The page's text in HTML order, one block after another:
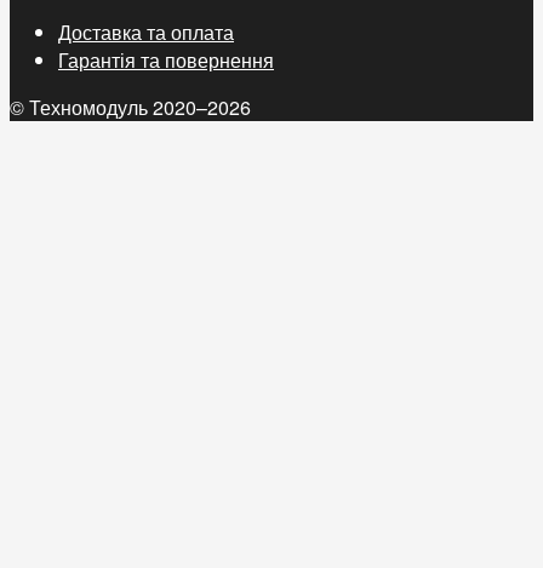
Доставка та оплата
Гарантія та повернення
© Техномодуль 2020–2026